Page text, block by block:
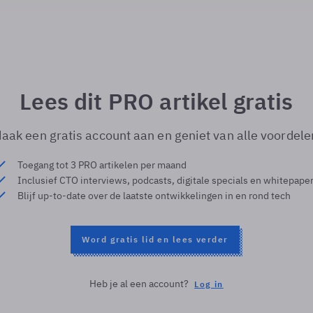
Lees dit PRO artikel gratis
een gratis account aan en geniet van alle
Toegang tot 3 PRO artikelen per maand
Inclusief CTO interviews, podcasts, digitale specials en
Blijf up-to-date over de laatste ontwikkelingen in en rond tech
Word gratis lid en lees verder
Heb je al een account? Log in